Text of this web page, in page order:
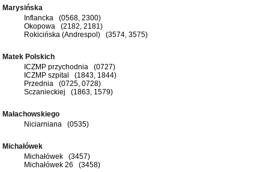
Marysińska
Inflancka (0568, 2300)
Okopowa (2182, 2181)
Rokicińska (Andrespol) (3574, 3575)
Matek Polskich
ICZMP przychodnia (0727)
ICZMP szpital (1843, 1844)
Przednia (0725, 0728)
Sczanieckiej (1863, 1579)
Małachowskiego
Niciarniana (0535)
Michałówek
Michałówek (3457)
Michałówek 26 (3458)